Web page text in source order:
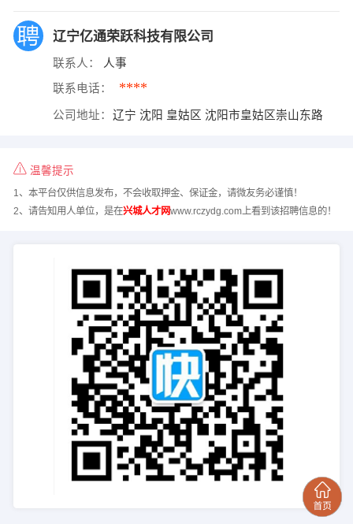
辽宁亿通荣跃科技有限公司
联系人： 人事
联系电话： ****
公司地址： 辽宁 沈阳 皇姑区 沈阳市皇姑区崇山东路
温馨提示
1、本平台仅供信息发布，不会收取押金、保证金，请微友务必谨慎！
2、请告知用人单位，是在兴城人才网www.rczydg.com上看到该招聘信息的！